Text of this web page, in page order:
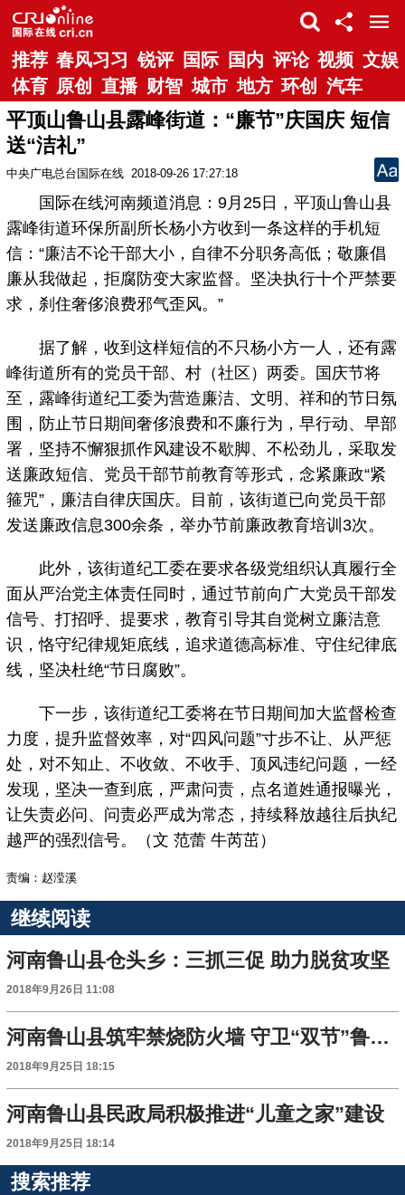
推荐 春风习习 锐评 国际 国内 评论 视频 文娱
体育 原创 直播 财智 城市 地方 环创 汽车
平顶山鲁山县露峰街道：“廉节”庆国庆 短信
送“洁礼”
中央广电总台国际在线 2018-09-26 17:27:18
国际在线河南频道消息：9月25日，平顶山鲁山县
露峰街道环保所副所长杨小方收到一条这样的手机短
信：“廉洁不论干部大小，自律不分职务高低；敬廉倡
廉从我做起，拒腐防变大家监督。坚决执行十个严禁要
求，刹住奢侈浪费邪气歪风。”
据了解，收到这样短信的不只杨小方一人，还有露
峰街道所有的党员干部、村（社区）两委。国庆节将
至，露峰街道纪工委为营造廉洁、文明、祥和的节日氛
围，防止节日期间奢侈浪费和不廉行为，早行动、早部
署，坚持不懈狠抓作风建设不歇脚、不松劲儿，采取发
送廉政短信、党员干部节前教育等形式，念紧廉政“紧
箍咒”，廉洁自律庆国庆。目前，该街道已向党员干部
发送廉政信息300余条，举办节前廉政教育培训3次。
此外，该街道纪工委在要求各级党组织认真履行全
面从严治党主体责任同时，通过节前向广大党员干部发
信号、打招呼、提要求，教育引导其自觉树立廉洁意
识，恪守纪律规矩底线，追求道德高标准、守住纪律底
线，坚决杜绝“节日腐败”。
下一步，该街道纪工委将在节日期间加大监督检查
力度，提升监督效率，对“四风问题”寸步不让、从严惩
处，对不知止、不收敛、不收手、顶风违纪问题，一经
发现，坚决一查到底，严肃问责，点名道姓通报曝光，
让失责必问、问责必严成为常态，持续释放越往后执纪
越严的强烈信号。（文 范蕾 牛芮茁）
责编：赵滢溪
继续阅读
河南鲁山县仓头乡：三抓三促 助力脱贫攻坚
2018年9月26日 11:08
河南鲁山县筑牢禁烧防火墙 守卫“双节”鲁山蓝
2018年9月25日 18:15
河南鲁山县民政局积极推进“儿童之家”建设
2018年9月25日 18:14
搜索推荐